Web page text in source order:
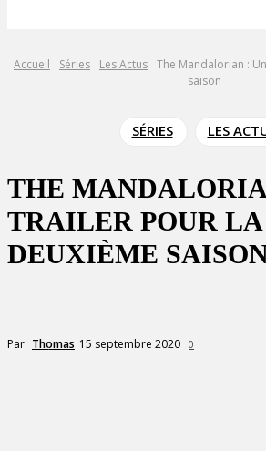
Accueil Séries Les Actus The Mandalorian :
saison
SÉRIES LES
THE
TRAILER POUR LA
DEUXIÈME
Par Thomas 15 septembre 2020 0